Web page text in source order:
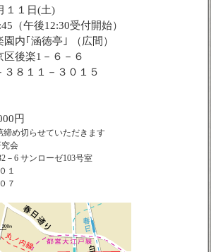
１１日(土)
（午後12:30受付開始）
内｢涵徳亭｣ （広間）
区後楽1－６－６
３８１１－３０１５
円
め切らせていただきます
会
－6 サンローゼ103号室
１
７